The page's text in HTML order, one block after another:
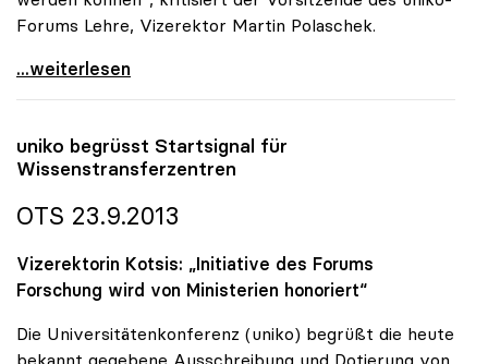
Forums Lehre, Vizerektor Martin Polaschek.
uniko warnt vor Schwachstellen im
...weiterlesen
uniko begrüsst Startsignal für
Wissenstransferzentren
OTS 23.9.2013
Vizerektorin Kotsis: „Initiative des Forums
Forschung wird von Ministerien honoriert“
Die Universitätenkonferenz (uniko) begrüßt die heute